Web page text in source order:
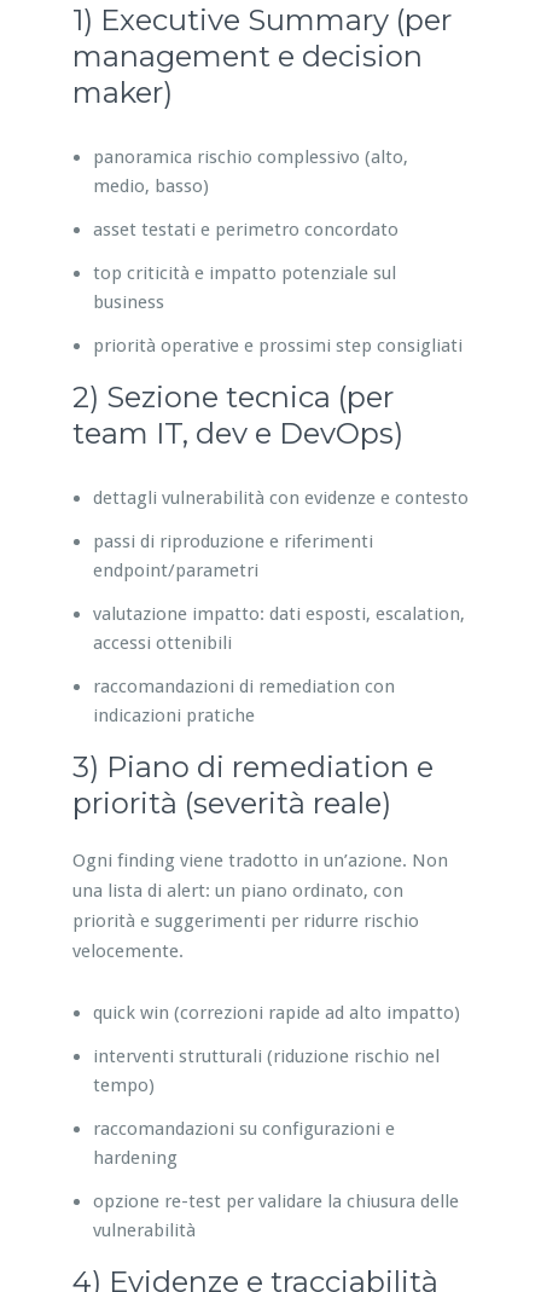
1) Executive Summary (per
management e decision
maker)
panoramica rischio complessivo (alto,
medio, basso)
asset testati e perimetro concordato
top criticità e impatto potenziale sul
business
priorità operative e prossimi step consigliati
2) Sezione tecnica (per
team IT, dev e DevOps)
dettagli vulnerabilità con evidenze e contesto
passi di riproduzione e riferimenti
endpoint/parametri
valutazione impatto: dati esposti, escalation,
accessi ottenibili
raccomandazioni di remediation con
indicazioni pratiche
3) Piano di remediation e
priorità (severità reale)
Ogni finding viene tradotto in un’azione. Non
una lista di alert: un piano ordinato, con
priorità e suggerimenti per ridurre rischio
velocemente.
quick win (correzioni rapide ad alto impatto)
interventi strutturali (riduzione rischio nel
tempo)
raccomandazioni su configurazioni e
hardening
opzione re-test per validare la chiusura delle
vulnerabilità
4) Evidenze e tracciabilità